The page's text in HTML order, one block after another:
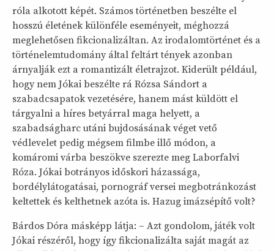
róla alkotott képét. Számos történetben beszélte el
hosszú életének különféle eseményeit, méghozzá
meglehetősen fikcionalizáltan. Az irodalomtörténet és a
történelemtudomány által feltárt tények azonban
árnyalják ezt a romantizált életrajzot. Kiderült például,
hogy nem Jókai beszélte rá Rózsa Sándort a
szabadcsapatok vezetésére, hanem mást küldött el
tárgyalni a híres betyárral maga helyett, a
szabadságharc utáni bujdosásának véget vető
védlevelet pedig mégsem filmbe illő módon, a
komáromi várba beszökve szerezte meg Laborfalvi
Róza. Jókai botrányos időskori házassága,
bordélylátogatásai, pornográf versei megbotránkozást
keltettek és kelthetnek azóta is. Hazug imázsépítő volt?
Bárdos Dóra másképp látja: – Azt gondolom, játék volt
Jókai részéről, hogy így fikcionalizálta saját magát az